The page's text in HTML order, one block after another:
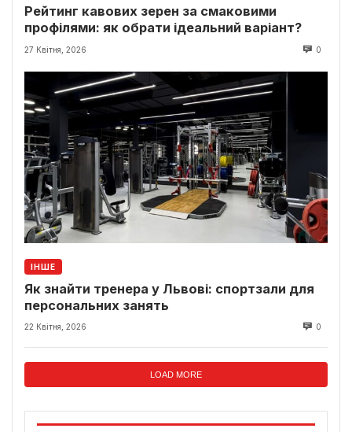
Рейтинг кавових зерен за смаковими
профілями: як обрати ідеальний варіант?
27 Квітня, 2026 0
ІНШЕ
Як знайти тренера у Львові: спортзали для
персональних занять
22 Квітня, 2026 0
LOAD MORE